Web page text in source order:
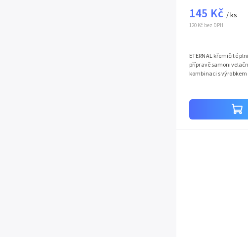
120 Kč bez DPH
145 Kč / ks
ETERNAL křemičité
přípravě
kombinaci s výrobkem